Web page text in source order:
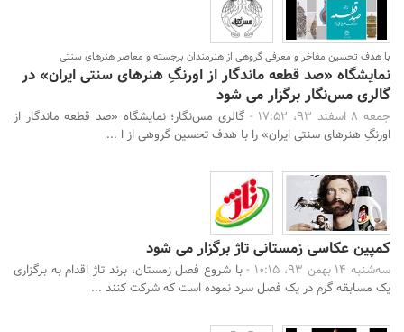
با هدف تحسین مفاخر و معرفی گروهی از هنرمندان برجسته و معاصر هنرهای سنتی
نمایشگاه «صد قطعه ماندگار از اورنگِ هنرهای سنتی ایران» در
گالری مس‌نگار برگزار می شود
جمعه 8 اسفند 93، 17:52 -
گالری مس‌نگار؛ نمایشگاه «صد قطعه ماندگار از
اورنگِ هنرهای سنتی ایران» را با هدف تحسین گروهی از ا ...
کمپین عکاسی زمستانی تاژ برگزار می شود
سه‌شنبه 14 بهمن 93، 10:15 -
با شروع فصل زمستان، برند تاژ اقدام به برگزاری
یک مسابقه گرم در یک فصل سرد نموده است که شرکت کنند ...